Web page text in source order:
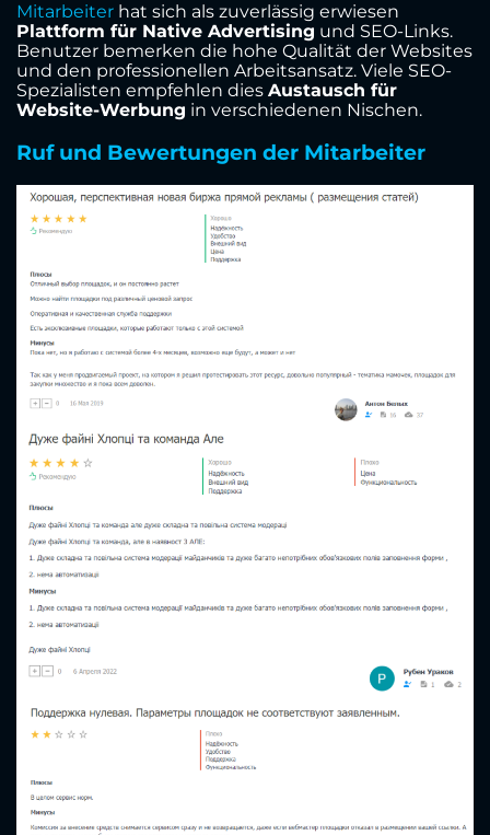
Mitarbeiter hat sich als zuverlässig erwiesen
Plattform für Native Advertising und SEO-Links.
Benutzer bemerken die hohe Qualität der Websites
und den professionellen Arbeitsansatz. Viele SEO-
Spezialisten empfehlen dies Austausch für
Website-Werbung in verschiedenen Nischen.
Ruf und Bewertungen der Mitarbeiter